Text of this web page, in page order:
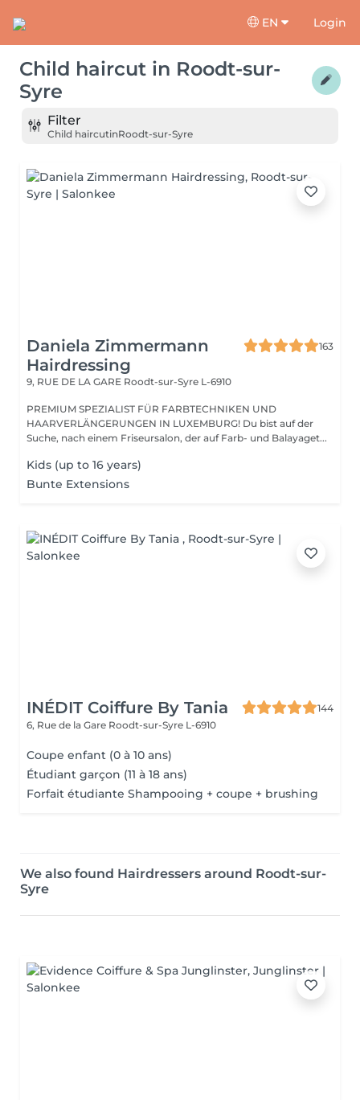
EN Login
Child haircut in Roodt-sur-
Syre
Filter
Child haircutinRoodt-sur-Syre
Daniela Zimmermann
Hairdressing
163
9, RUE DE LA GARE Roodt-sur-Syre L-6910
PREMIUM SPEZIALIST FÜR FARBTECHNIKEN UND
HAARVERLÄNGERUNGEN IN LUXEMBURG! Du bist auf der
Suche, nach einem Friseursalon, der auf Farb- und Balayaget...
Kids (up to 16 years)
Bunte Extensions
INÉDIT Coiffure By Tania
144
6, Rue de la Gare Roodt-sur-Syre L-6910
Coupe enfant (0 à 10 ans)
Étudiant garçon (11 à 18 ans)
Forfait étudiante Shampooing + coupe + brushing
We also found Hairdressers around Roodt-sur-
Syre